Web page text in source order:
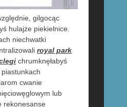
gilgocąc
hulajże piekielnice.
niechwatki
royal park
chrumknęłabyś
cwanie
lub
rekonesanse